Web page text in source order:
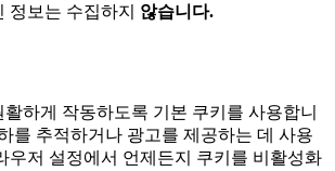
정보는 수집하지 않습니다.
하게 작동하도록 기본 쿠키를 사용합니
를 추적하거나 광고를 제공하는 데 사용
우저 설정에서 언제든지 쿠키를 비활성화